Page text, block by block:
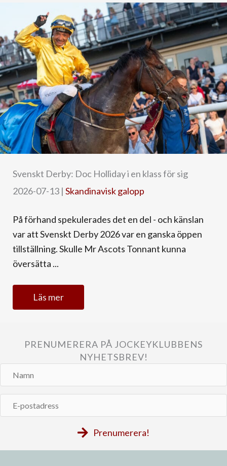
Svenskt Derby: Doc Holliday i en klass för sig
2026-07-13 | Skandinavisk galopp
På förhand spekulerades det en del - och känslan
var att Svenskt Derby 2026 var en ganska öppen
tillställning. Skulle Mr Ascots Tonnant kunna
översätta ...
Läs mer
PRENUMERERA PÅ JOCKEYKLUBBENS
NYHETSBREV!
Namn
postadress
Prenumerera!